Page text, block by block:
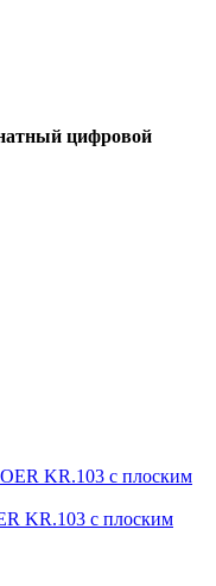
цифровой
KR.103 с плоским